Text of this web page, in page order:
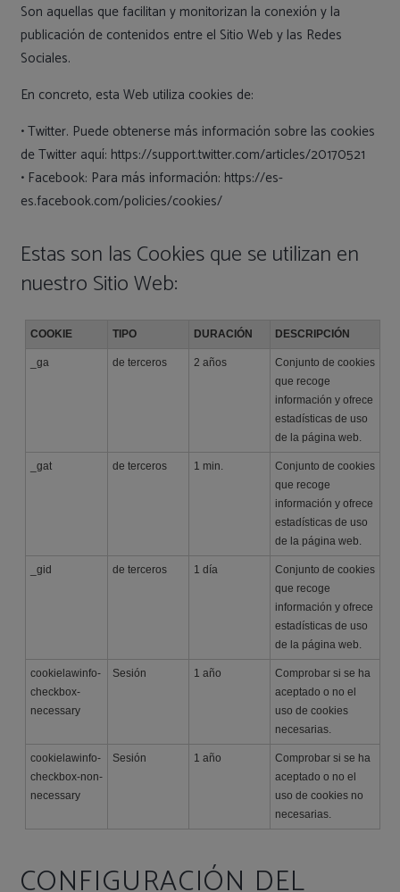
Son aquellas que facilitan y monitorizan la conexión y la
publicación de contenidos entre el Sitio Web y las Redes
Sociales.
En concreto, esta Web utiliza cookies de:
• Twitter. Puede obtenerse más información sobre las cookies
de Twitter aquí: https://support.twitter.com/articles/20170521
• Facebook: Para más información: https://es-
es.facebook.com/policies/cookies/
Estas son las Cookies que se utilizan en
nuestro Sitio Web:
COOKIE TIPO DURACIÓN DESCRIPCIÓN
_ga de terceros 2 años
Conjunto de cookies
que recoge
información y ofrece
estadísticas de uso
de la página web.
_gat de terceros 1 min.
Conjunto de cookies
que recoge
información y ofrece
estadísticas de uso
de la página web.
_gid de terceros 1 día
Conjunto de cookies
que recoge
información y ofrece
estadísticas de uso
de la página web.
cookielawinfo-
checkbox-
necessary
Sesión 1 año
Comprobar si se ha
aceptado o no el
uso de cookies
necesarias.
cookielawinfo-
checkbox-non-
necessary
Sesión 1 año
Comprobar si se ha
aceptado o no el
uso de cookies no
necesarias.
CONFIGURACIÓN DEL